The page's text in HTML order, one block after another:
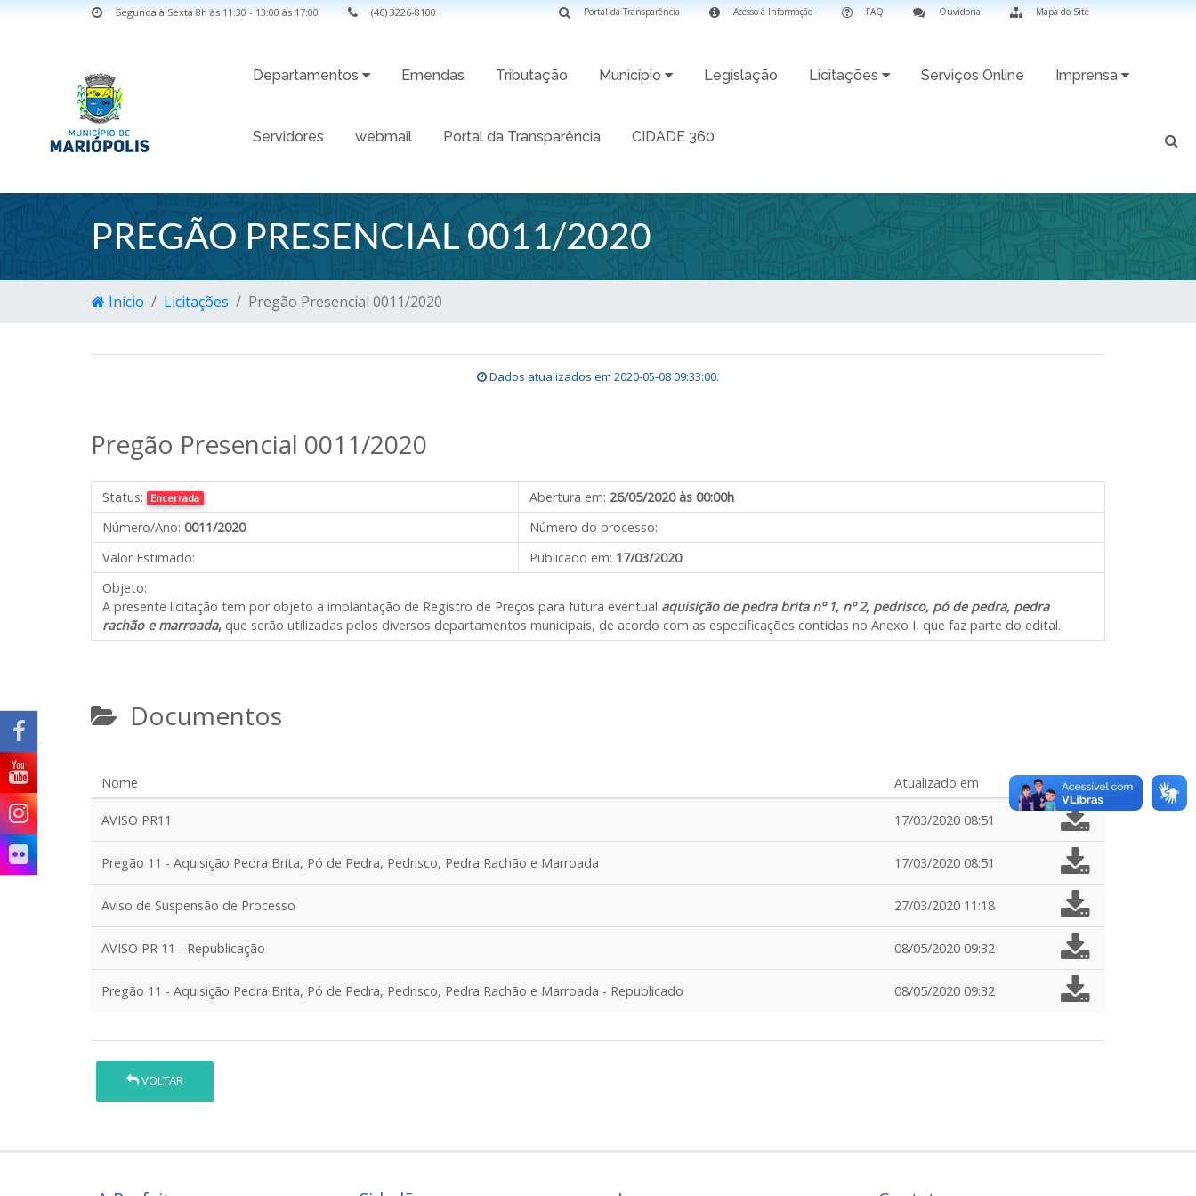
Segunda à Sexta 8h às 11:30 - 13:00 às 17:00 (46) 3226-8100 Mapa do Site
Ouvidoria
FAQ
Acesso à Informação
Portal da Transparência
Departamentos Emendas Tributação Município Legislação Licitações Serviços Online Imprensa
Servidores webmail Portal da Transparência CIDADE 360
PREGÃO PRESENCIAL 0011/2020
Início Licitações Pregão Presencial 0011/2020
Dados atualizados em 2020-05-08 09:33:00.
Pregão Presencial 0011/2020
Status: Encerrada Abertura em: 26/05/2020 às 00:00h
Número/Ano: 0011/2020
Número do processo:
Valor Estimado:
Publicado em: 17/03/2020
Objeto:
A presente licitação tem por objeto a implantação de Registro de Preços para futura eventual aquisição de pedra brita nº 1, nº 2, pedrisco, pó de pedra, pedra
rachão e marroada, que serão utilizadas pelos diversos departamentos municipais, de acordo com as especificações contidas no Anexo I, que faz parte do edital.
Documentos
Nome Atualizado em
AVISO PR11 17/03/2020 08:51
Pregão 11 - Aquisição Pedra Brita, Pó de Pedra, Pedrisco, Pedra Rachão e Marroada 17/03/2020 08:51
Aviso de Suspensão de Processo 27/03/2020 11:18
AVISO PR 11 - Republicação 08/05/2020 09:32
Pregão 11 - Aquisição Pedra Brita, Pó de Pedra, Pedrisco, Pedra Rachão e Marroada - Republicado 08/05/2020 09:32
VOLTAR